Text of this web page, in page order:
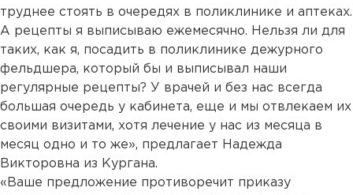
труднее стоять в очередях в поликлинике и аптеках.
А рецепты я выписываю ежемесячно. Нельзя ли для
таких, как я, посадить в поликлинике дежурного
фельдшера, который бы и выписывал наши
регулярные рецепты? У врачей и без нас всегда
большая очередь у кабинета, еще и мы отвлекаем их
своими визитами, хотя лечение у нас из месяца в
месяц одно и то же», предлагает Надежда
Викторовна из Кургана.
«Ваше предложение противоречит приказу